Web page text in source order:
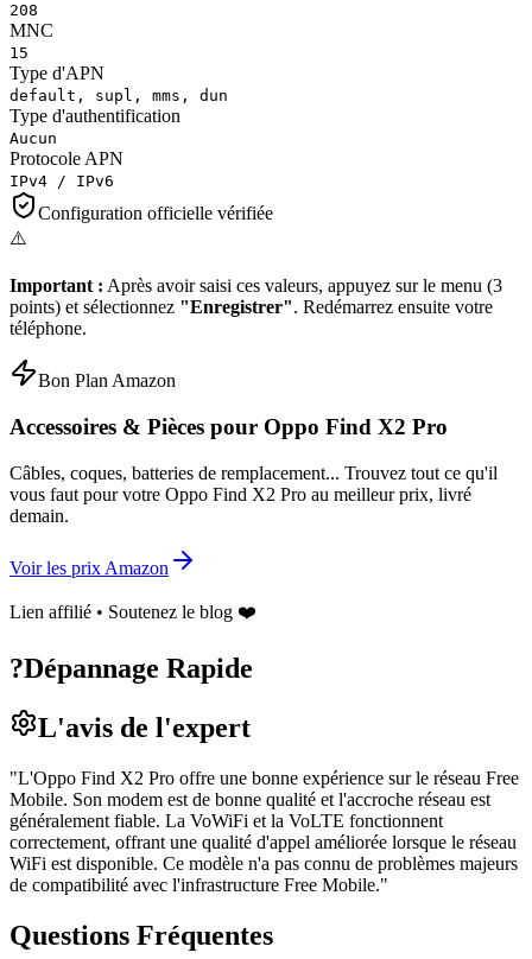
208
MNC
15
Type d'APN
default, supl, mms, dun
Type d'authentification
Aucun
Protocole APN
IPv4 / IPv6
Configuration officielle vérifiée
⚠️
Important : Après avoir saisi ces valeurs, appuyez sur le menu (3
points) et sélectionnez "Enregistrer". Redémarrez ensuite votre
téléphone.
Bon Plan Amazon
Accessoires & Pièces pour Oppo Find X2 Pro
Câbles, coques, batteries de remplacement... Trouvez tout ce qu'il
vous faut pour votre Oppo Find X2 Pro au meilleur prix, livré
demain.
Voir les prix Amazon
Lien affilié • Soutenez le blog ❤️
?Dépannage Rapide
L'avis de l'expert
"L'Oppo Find X2 Pro offre une bonne expérience sur le réseau Free
Mobile. Son modem est de bonne qualité et l'accroche réseau est
généralement fiable. La VoWiFi et la VoLTE fonctionnent
correctement, offrant une qualité d'appel améliorée lorsque le réseau
WiFi est disponible. Ce modèle n'a pas connu de problèmes majeurs
de compatibilité avec l'infrastructure Free Mobile."
Questions Fréquentes